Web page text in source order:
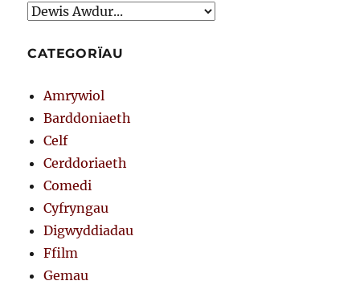
CATEGORÏAU
Amrywiol
Barddoniaeth
Celf
Cerddoriaeth
Comedi
Cyfryngau
Digwyddiadau
Ffilm
Gemau